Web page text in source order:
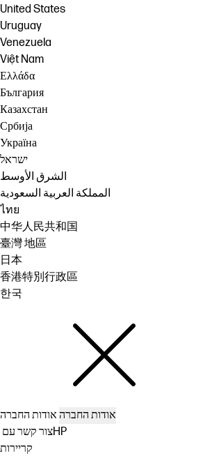
United States
Uruguay
Venezuela
Việt Nam
Ελλάδα
България
Казахстан
Србија
Україна
ישראל
الشرق الأوسط
المملكة العربية السعودية
ไทย
中华人民共和国
臺灣 地區
日本
香港特別行政區
한국
אודות החברה
צור קשר עם ‏HP
קריירות